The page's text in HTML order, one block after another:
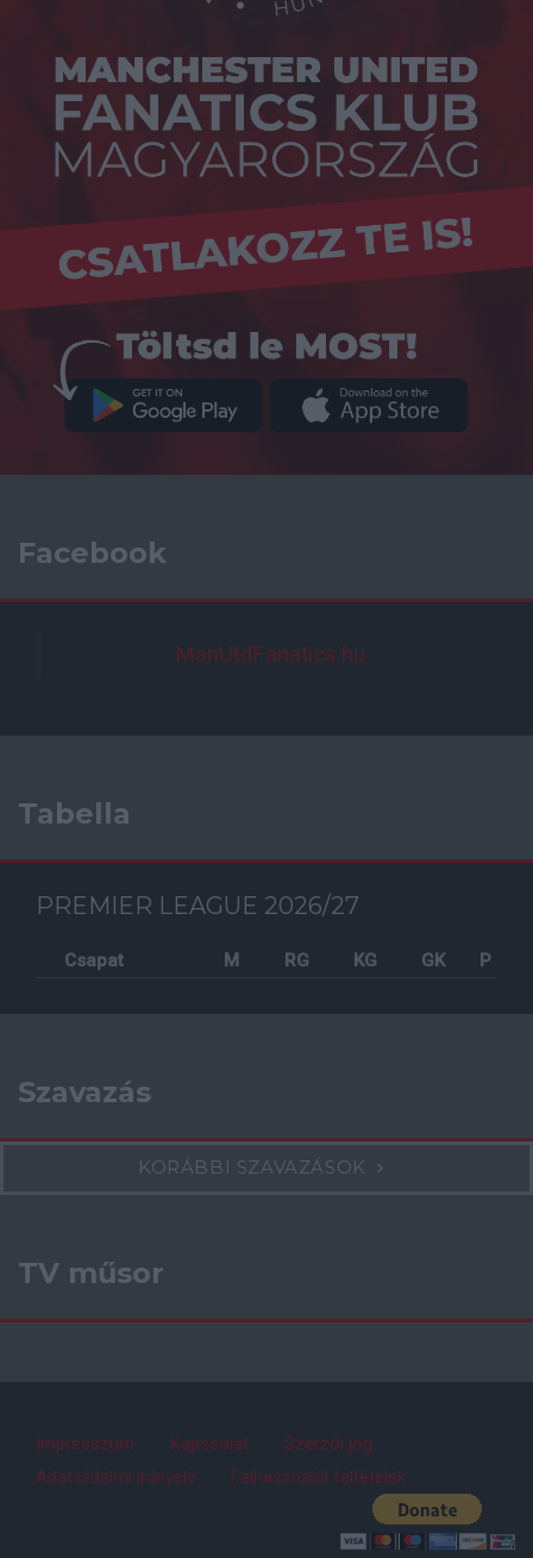
Facebook
ManUtdFanatics.hu
Tabella
PREMIER LEAGUE 2026/27
Csapat M RG KG GK P
Szavazás
KORÁBBI SZAVAZÁSOK
TV műsor
Impresszum Kapcsolat
Szerzői jog
Adatvédelmi irányelv
Felhasználói feltételek